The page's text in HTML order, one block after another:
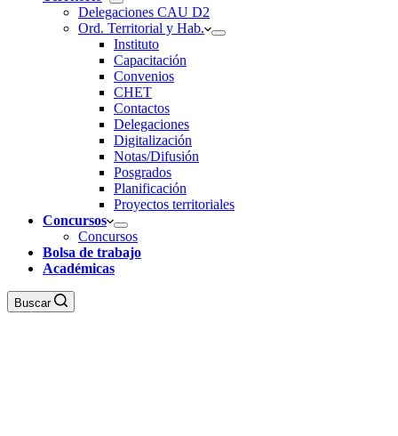
Delegaciones CAU D2
Ord. Territorial y Hab.
Instituto
Capacitación
Convenios
CHET
Contactos
Delegaciones
Digitalización
Notas/Difusión
Posgrados
Planificación
Proyectos territoriales
Concursos
Concursos
Bolsa de trabajo
Académicas
Buscar